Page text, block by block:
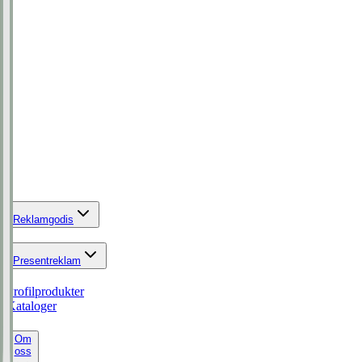
Reklamgodis
Presentreklam
Profilprodukter
Kataloger
Om
oss